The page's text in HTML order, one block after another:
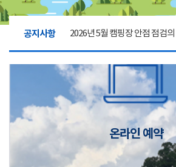
공지사항 2026년 5월 캠핑장 안점 점검의
캠핑장(9월1일~6일) 미운영 공지
2026년 5월 캠핑장 안점 점검
온라인 예약